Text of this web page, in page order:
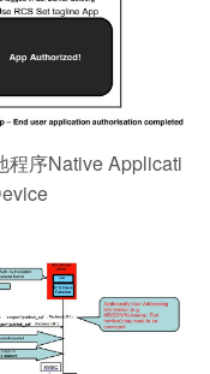
程序Native Applicati